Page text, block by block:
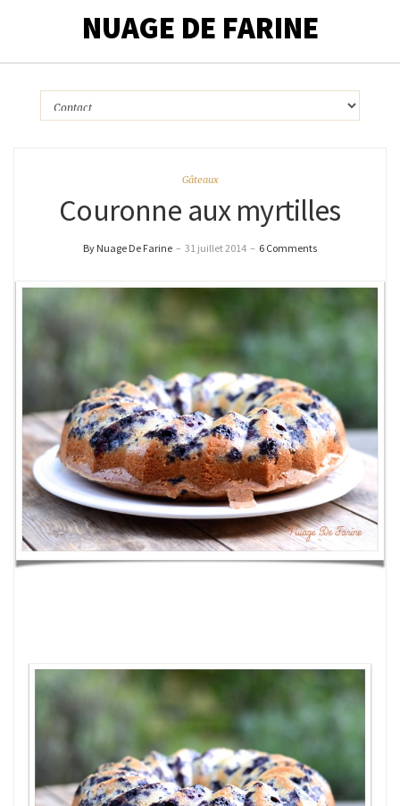
NUAGE DE FARINE
Gâteaux
Couronne aux myrtilles
By Nuage De Farine – 31 juillet 2014 – 6 Comments